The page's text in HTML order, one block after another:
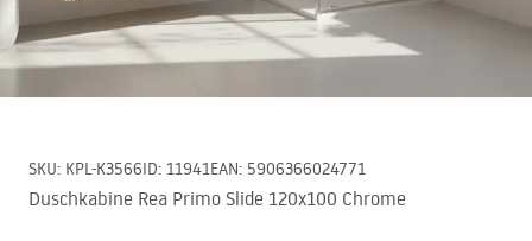
SKU: KPL-K3566ID: 11941EAN: 5906366024771
Duschkabine Rea Primo Slide 120x100 Chrome